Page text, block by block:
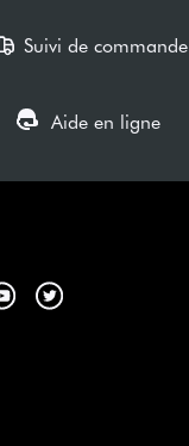
Suivi de commande
Aide en ligne